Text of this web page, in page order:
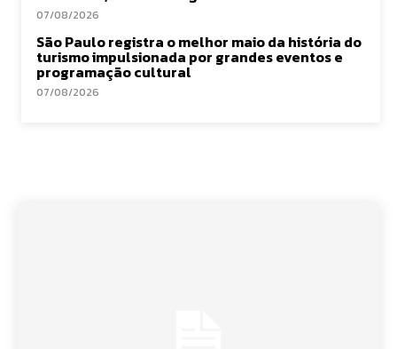
07/08/2026
São Paulo registra o melhor maio da história do
turismo impulsionada por grandes eventos e
programação cultural
07/08/2026